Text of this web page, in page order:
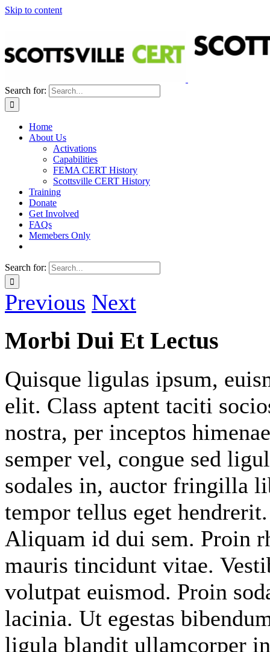
Skip to content
Search for:
Home
About Us
Activations
Capabilities
FEMA CERT History
Scottsville CERT History
Training
Donate
Get Involved
FAQs
Memebers Only
Search for:
Previous Next
Morbi Dui Et Lectus
Quisque ligulas ipsum,
elit. Class aptent taciti
nostra, per inceptos
semper vel, congue sed
sodales in, auctor fringilla
tempor tellus eget
Aliquam id dui sem. Proin
mauris tincidunt vitae.
volutpat euismod. Proin
lacinia. Ut egestas
ligula blandit ullamcorper